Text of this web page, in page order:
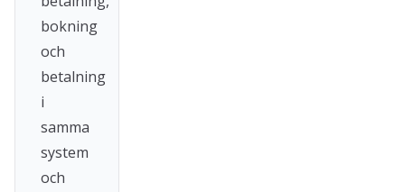
bokning
och
betalning
i
samma
system
och